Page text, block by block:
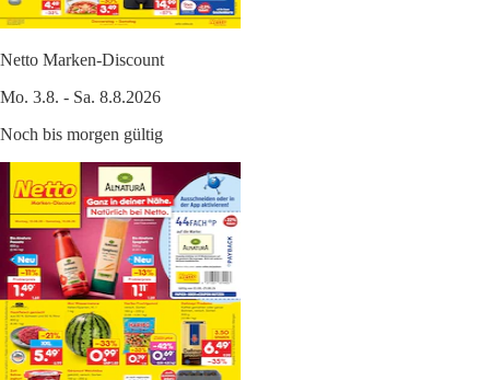
Netto Marken-Discount
Mo. 3.8. - Sa. 8.8.2026
Noch bis morgen gültig